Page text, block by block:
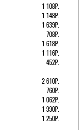
1 108Р.
1 148Р.
1 639Р.
708Р.
1 618Р.
1 116Р.
452Р.
2 610Р.
760Р.
1 062Р.
1 990Р.
1 250Р.